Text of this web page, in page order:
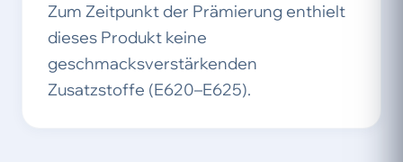
Zum Zeitpunkt der Prämierung enthielt
dieses Produkt keine
geschmacksverstärkenden
Zusatzstoffe (E620–E625).